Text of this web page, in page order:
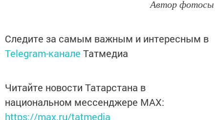
Автор фотосы
Следите за самым важным и интересным в
Telegram-канале Татмедиа
Читайте новости Татарстана в
национальном мессенджере MАХ:
https://max.ru/tatmedia